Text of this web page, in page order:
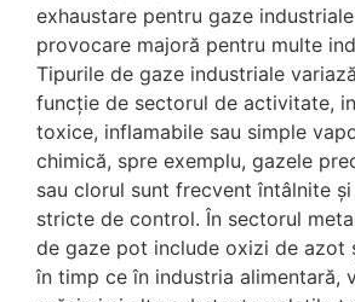
exhaustare pentru gaze
provocare majoră pentru multe
Tipurile de gaze industriale
funcție de sectorul de activitate,
toxice, inflamabile sau simple
chimică, spre exemplu, gazele
sau clorul sunt frecvent întâlnite
stricte de control. În sectorul
de gaze pot include oxizi de azot
în timp ce în industria alimentară,